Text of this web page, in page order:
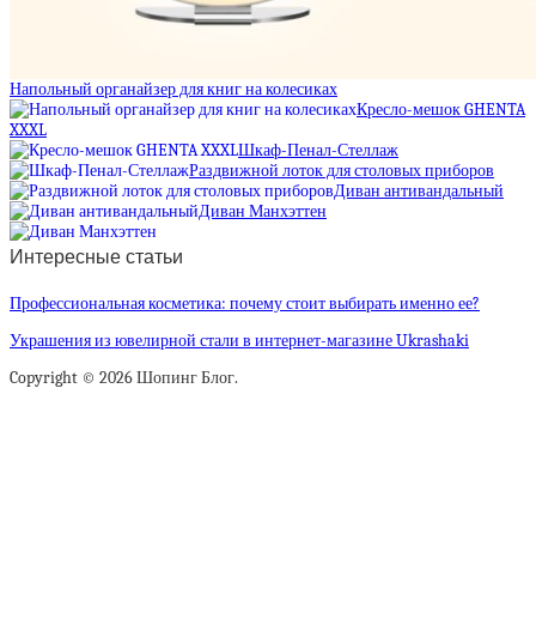
Напольный органайзер для книг на колесиках
Кресло-мешок GHENTA
XXXL
Шкаф-Пенал-Стеллаж
Раздвижной лоток для столовых приборов
Диван антивандальный
Диван Манхэттен
Интересные статьи
Профессиональная косметика: почему стоит выбирать именно ее?
Украшения из ювелирной стали в интернет-магазине Ukrashaki
Copyright © 2026 Шопинг Блог.